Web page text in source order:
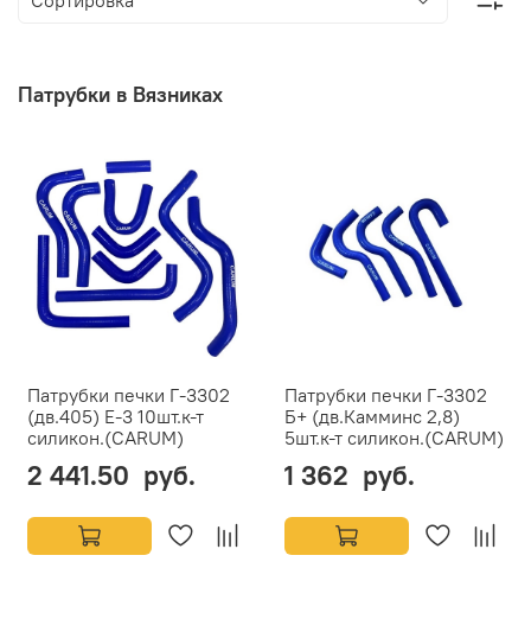
Патрубки в Вязниках
Патрубки печки Г-3302
(дв.405) Е-3 10шт.к-т
силикон.(CARUM)
2 441.50 руб.
Патрубки печки Г-3302
Б+ (дв.Камминс 2,8)
5шт.к-т силикон.(CARUM)
1 362 руб.